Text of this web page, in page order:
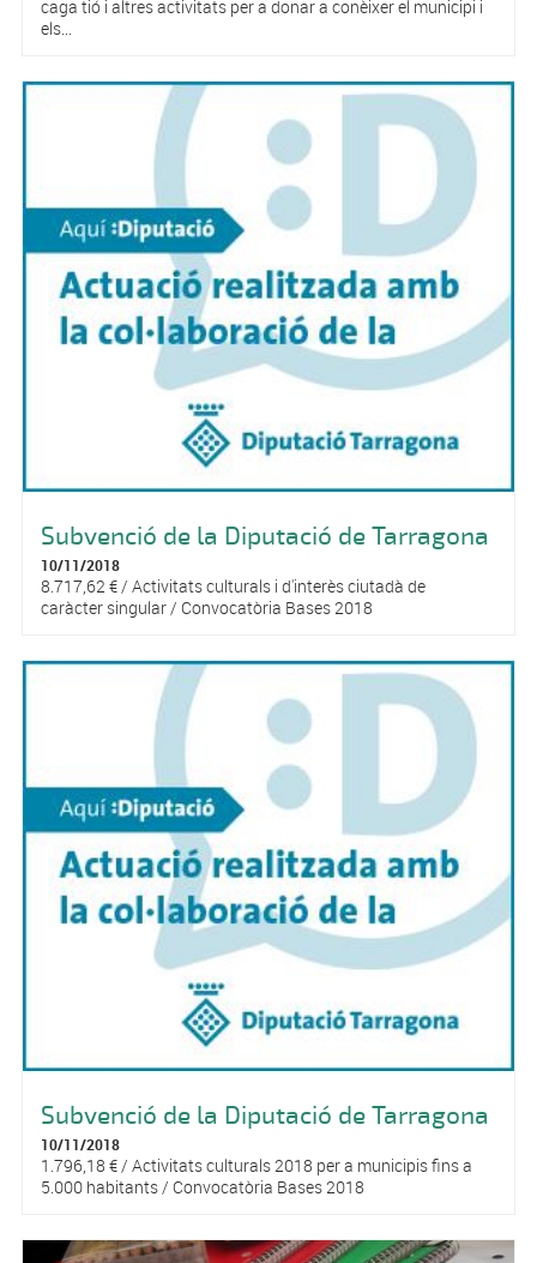
caga tió i altres activitats per a donar a conèixer el municipi i
els...
Subvenció de la Diputació de Tarragona
10/11/2018
8.717,62 € / Activitats culturals i d'interès ciutadà de
caràcter singular / Convocatòria Bases 2018
Subvenció de la Diputació de Tarragona
10/11/2018
1.796,18 € / Activitats culturals 2018 per a municipis fins a
5.000 habitants / Convocatòria Bases 2018